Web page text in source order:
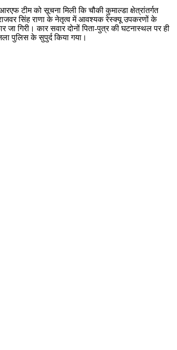
टीम को सूचना मिली कि चौकी कुमाल्डा क्षेत्रांतर्गत
सिंह राणा के नेतृत्व में आवश्यक रेस्क्यू उपकरणों के
गिरी। कार सवार दोनों पिता-पुत्र की घटनास्थल पर ही
पुलिस के सुपुर्द किया गया।